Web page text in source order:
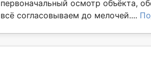
первоначальный осмотр объёкта,
всё согласовываем до мелочей....